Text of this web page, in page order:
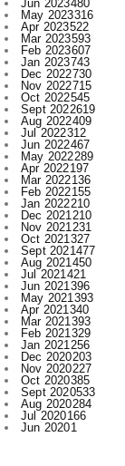
Jan 2023743
Dec 2022730
Nov 2022715
Oct 2022545
Sept 2022619
Aug 2022409
Jul 2022312
Jun 2022467
May 2022289
Apr 2022197
Mar 2022136
Feb 2022155
Jan 2022210
Dec 2021210
Nov 2021231
Oct 2021327
Sept 2021477
Aug 2021450
Jul 2021421
Jun 2021396
May 2021393
Apr 2021340
Mar 2021393
Feb 2021329
Jan 2021256
Dec 2020203
Nov 2020227
Oct 2020385
Sept 2020533
Aug 2020284
Jul 2020166
Jun 20201